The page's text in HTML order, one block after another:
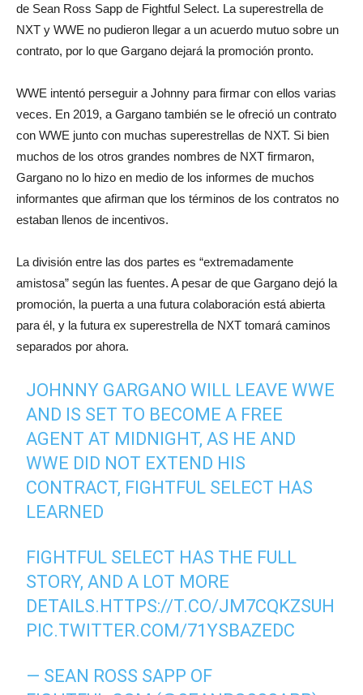
de Sean Ross Sapp de Fightful Select. La superestrella de
NXT y WWE no pudieron llegar a un acuerdo mutuo sobre un
contrato, por lo que Gargano dejará la promoción pronto.
WWE intentó perseguir a Johnny para firmar con ellos varias
veces. En 2019, a Gargano también se le ofreció un contrato
con WWE junto con muchas superestrellas de NXT. Si bien
muchos de los otros grandes nombres de NXT firmaron,
Gargano no lo hizo en medio de los informes de muchos
informantes que afirman que los términos de los contratos no
estaban llenos de incentivos.
La división entre las dos partes es “extremadamente
amistosa” según las fuentes. A pesar de que Gargano dejó la
promoción, la puerta a una futura colaboración está abierta
para él, y la futura ex superestrella de NXT tomará caminos
separados por ahora.
JOHNNY GARGANO WILL LEAVE WWE
AND IS SET TO BECOME A FREE
AGENT AT MIDNIGHT, AS HE AND
WWE DID NOT EXTEND HIS
CONTRACT, FIGHTFUL SELECT HAS
LEARNED
FIGHTFUL SELECT HAS THE FULL
STORY, AND A LOT MORE
DETAILS.HTTPS://T.CO/JM7CQKZSUH
PIC.TWITTER.COM/71YSBAZEDC
— SEAN ROSS SAPP OF